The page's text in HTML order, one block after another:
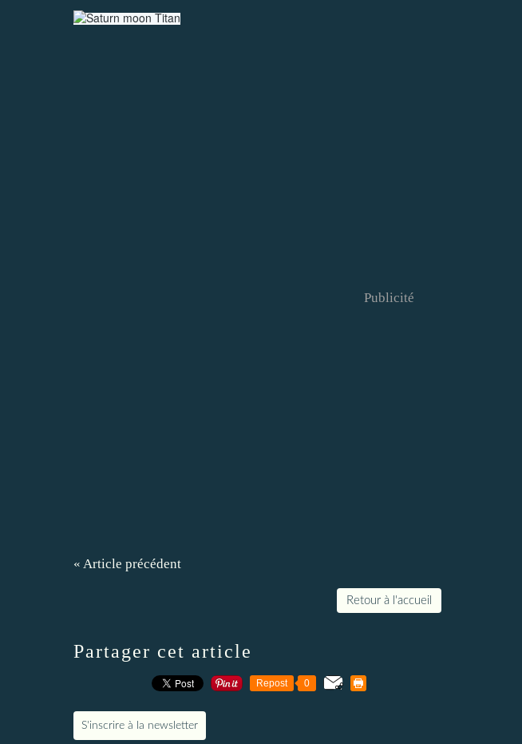
Publicité
« Article précédent
Retour à l'accueil
Partager cet article
Repost 0
S'inscrire à la newsletter